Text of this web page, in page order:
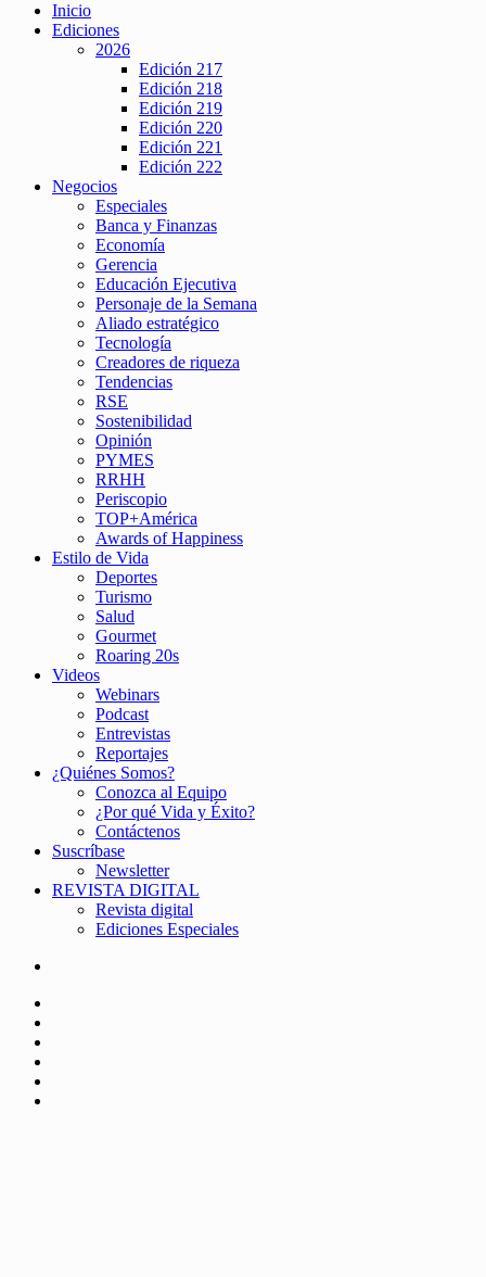
Inicio
Ediciones
2026
Edición 217
Edición 218
Edición 219
Edición 220
Edición 221
Edición 222
Negocios
Especiales
Banca y Finanzas
Economía
Gerencia
Educación Ejecutiva
Personaje de la Semana
Aliado estratégico
Tecnología
Creadores de riqueza
Tendencias
RSE
Sostenibilidad
Opinión
PYMES
RRHH
Periscopio
TOP+América
Awards of Happiness
Estilo de Vida
Deportes
Turismo
Salud
Gourmet
Roaring 20s
Videos
Webinars
Podcast
Entrevistas
Reportajes
¿Quiénes Somos?
Conozca al Equipo
¿Por qué Vida y Éxito?
Contáctenos
Suscríbase
Newsletter
REVISTA DIGITAL
Revista digital
Ediciones Especiales